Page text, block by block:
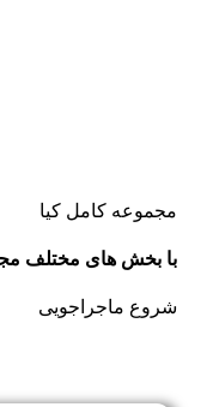
مجموعه کامل کیا
با بخش های مختلف
شروع ماجراجویی